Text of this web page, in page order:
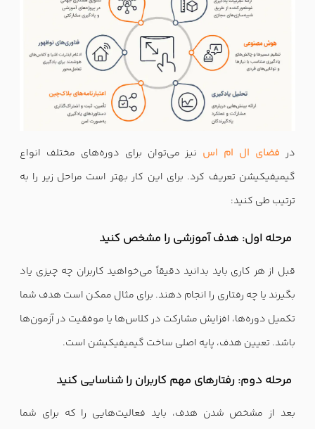
در فضای ال ام اس نیز می‌توان برای دوره‌های مختلف انواع
گیمیفیکیشن تعریف کرد. برای این کار بهتر است مراحل زیر را به
ترتیب طی کنید:
مرحله اول: هدف آموزشی را مشخص کنید
قبل از هر کاری باید بدانید دقیقاً می‌خواهید کاربران چه چیزی یاد
بگیرند یا چه رفتاری را انجام دهند. برای مثال ممکن است هدف شما
تکمیل دوره‌ها، افزایش مشارکت در کلاس‌ها یا موفقیت در آزمون‌ها
باشد. تعیین هدف، پایه اصلی ساخت گیمیفیکیشن است.
مرحله دوم: رفتارهای مهم کاربران را شناسایی کنید
بعد از مشخص شدن هدف، باید فعالیت‌هایی را که برای شما